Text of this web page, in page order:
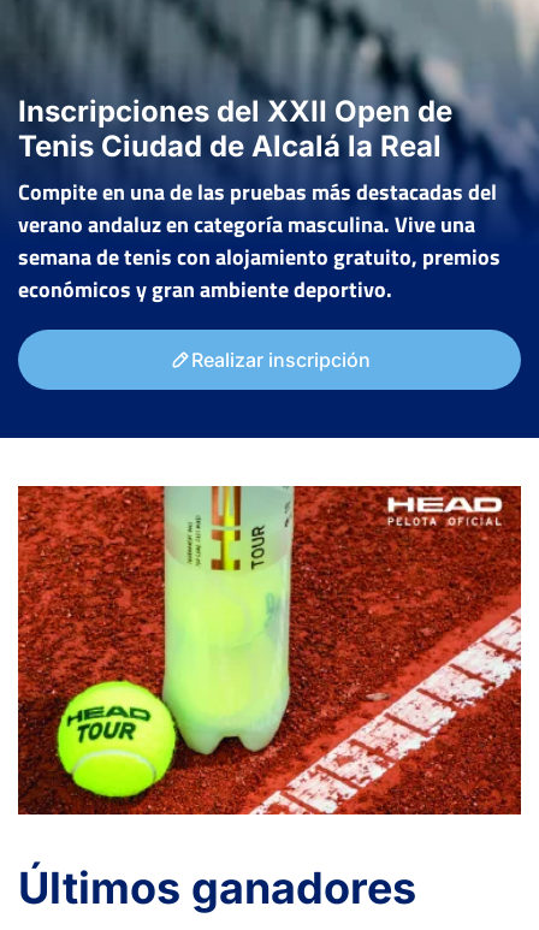
Inscripciones del XXII Open de
Tenis Ciudad de Alcalá la Real
Compite en una de las pruebas más destacadas del
verano andaluz en categoría masculina. Vive una
semana de tenis con alojamiento gratuito, premios
económicos y gran ambiente deportivo.
Realizar inscripción
Últimos ganadores